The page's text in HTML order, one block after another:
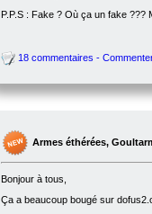
P.P.S : Fake ? Où ça un fake ???
18 commentaires -
Armes éthérées,
Bonjour à tous,
Ça a beaucoup bougé sur